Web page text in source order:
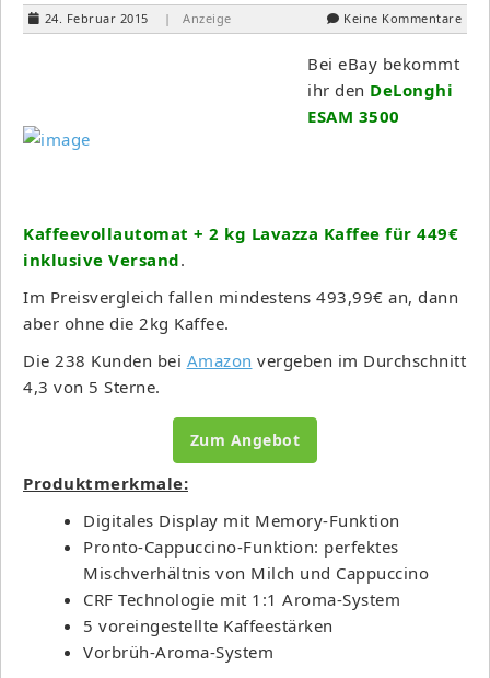
24. Februar 2015 | Anzeige Keine Kommentare
Bei eBay bekommt
ihr den DeLonghi
ESAM 3500
Kaffeevollautomat + 2 kg Lavazza Kaffee für 449€
inklusive Versand.
Im Preisvergleich fallen mindestens 493,99€ an, dann
aber ohne die 2kg Kaffee.
Die 238 Kunden bei Amazon vergeben im Durchschnitt
4,3 von 5 Sterne.
Zum Angebot
Produktmerkmale:
Digitales Display mit Memory-Funktion
Pronto-Cappuccino-Funktion: perfektes
Mischverhältnis von Milch und Cappuccino
CRF Technologie mit 1:1 Aroma-System
5 voreingestellte Kaffeestärken
Vorbrüh-Aroma-System